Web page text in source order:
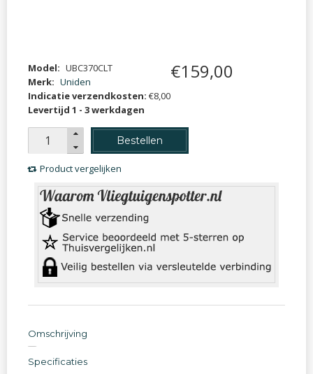
Model: UBC370CLT
Merk: Uniden
Indicatie verzendkosten: €8,00
Levertijd 1 - 3 werkdagen
€159,00
Bestellen
Product vergelijken
Omschrijving
Specificaties